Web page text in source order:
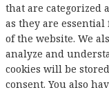
that are categorized
as they are
of the website. We
analyze and
cookies will be
consent. You also